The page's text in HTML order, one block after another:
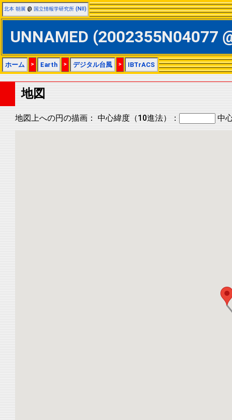
北本 朝展 @ 国立情報学研究所 (NII)
UNNAMED (2002355N04077
ホーム > Earth > デジタル台風 > IBTrACS
地図
地図上への円の描画： 中心緯度（10進法）： 中